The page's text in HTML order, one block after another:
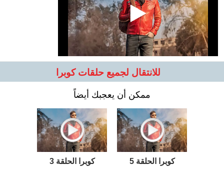
للانتقال لجميع حلقات كوبرا
ممكن أن يعجبك أيضاً
كوبرا الحلقة 5 كوبرا الحلقة 3